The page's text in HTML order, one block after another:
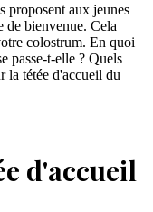
proposent aux jeunes
de bienvenue. Cela
colostrum. En quoi
passe-t-elle ? Quels
la tétée d'accueil du
d'accueil